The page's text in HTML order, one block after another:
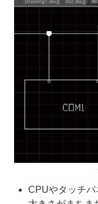
CPUやタッチ